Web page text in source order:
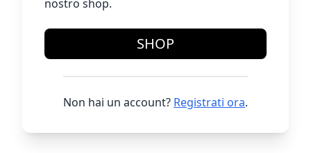
nostro shop.
SHOP
Non hai un account? Registrati ora.